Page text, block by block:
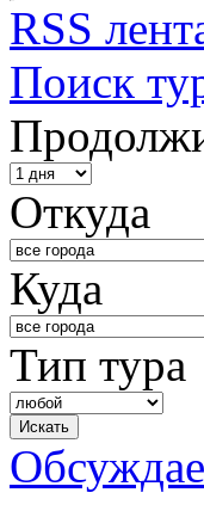
RSS
Поиск
Откуда
Куда
Тип тура